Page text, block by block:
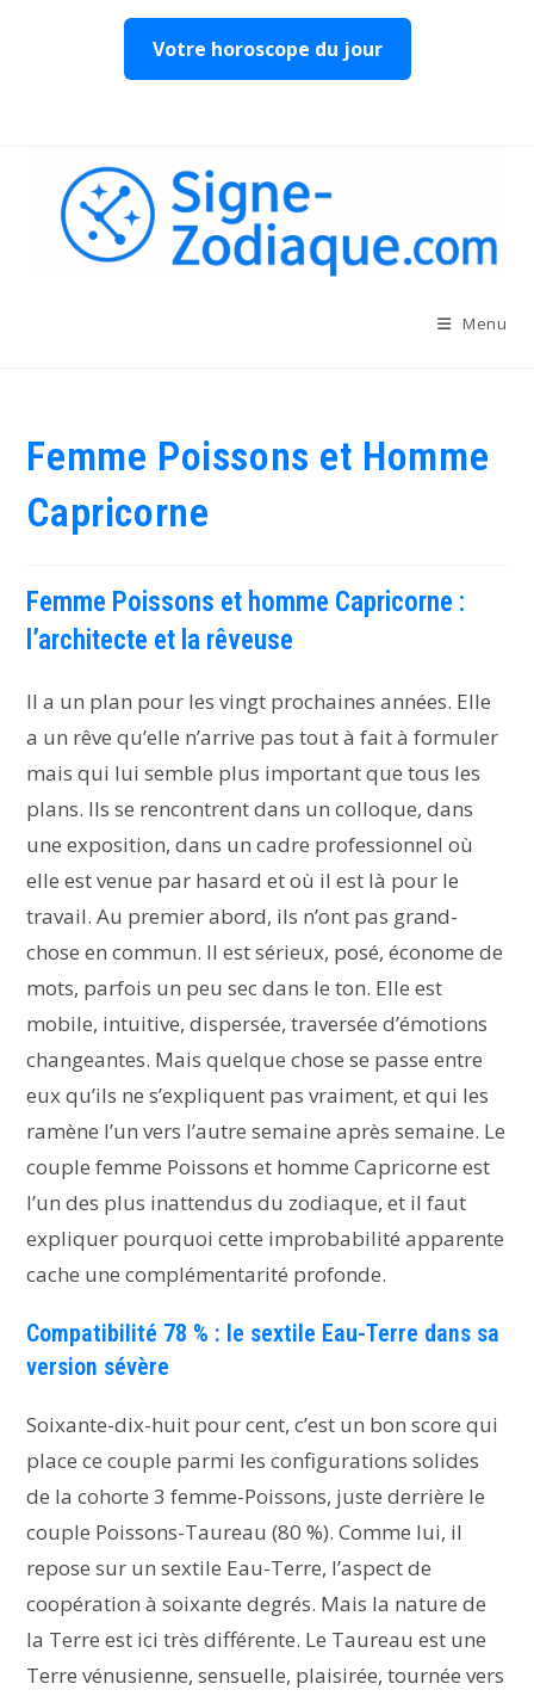
Votre horoscope du jour
Menu
Femme Poissons et Homme
Capricorne
Femme Poissons et homme Capricorne :
l’architecte et la rêveuse
Il a un plan pour les vingt prochaines années. Elle
a un rêve qu’elle n’arrive pas tout à fait à formuler
mais qui lui semble plus important que tous les
plans. Ils se rencontrent dans un colloque, dans
une exposition, dans un cadre professionnel où
elle est venue par hasard et où il est là pour le
travail. Au premier abord, ils n’ont pas grand-
chose en commun. Il est sérieux, posé, économe de
mots, parfois un peu sec dans le ton. Elle est
mobile, intuitive, dispersée, traversée d’émotions
changeantes. Mais quelque chose se passe entre
eux qu’ils ne s’expliquent pas vraiment, et qui les
ramène l’un vers l’autre semaine après semaine. Le
couple femme Poissons et homme Capricorne est
l’un des plus inattendus du zodiaque, et il faut
expliquer pourquoi cette improbabilité apparente
cache une complémentarité profonde.
Compatibilité 78 % : le sextile Eau-Terre dans sa
version sévère
Soixante-dix-huit pour cent, c’est un bon score qui
place ce couple parmi les configurations solides
de la cohorte 3 femme-Poissons, juste derrière le
couple Poissons-Taureau (80 %). Comme lui, il
repose sur un sextile Eau-Terre, l’aspect de
coopération à soixante degrés. Mais la nature de
la Terre est ici très différente. Le Taureau est une
Terre vénusienne, sensuelle, plaisirée, tournée vers